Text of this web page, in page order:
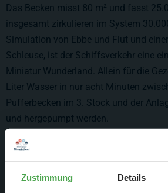
Zustimmung Details
Das Becken misst 80 m² und fasst
insgesamt zirkulieren im System
Simulation von Ebbe und Flut und
Schleuse, ist der Schiffsverkehr eine
Miniatur Wunderland. Allein für die
Liter Wasser in nur acht Minuten
Pufferbecken im 3. Stock und der
und hergepumpt werden.
Da Wasser ein wertvoller Rohstoff ist,
Gebrauchtwasser zur Spülung der